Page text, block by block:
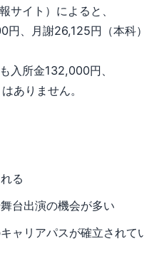
サイト）によると、
円、月謝26,125円（本科
入所金132,000円、
ありません。
る
台出演の機会が多い
ャリアパスが確立されて